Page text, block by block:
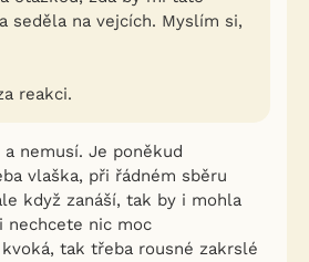
seděla na vejcích. Myslím si,
reakci.
nemusí. Je poněkud
vlaška, při řádném sběru
když zanáší, tak by i mohla
nechcete nic moc
tak třeba rousné zakrslé